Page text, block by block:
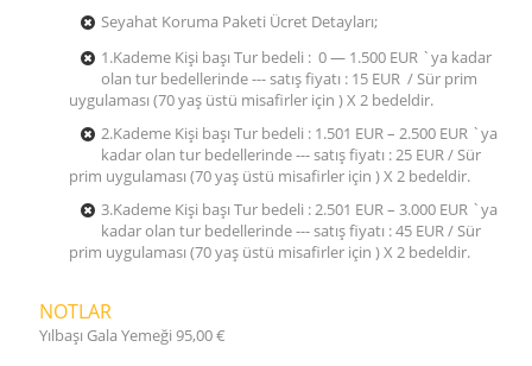
Seyahat Koruma Paketi Ücret Detayları;
1.Kademe Kişi başı Tur bedeli : 0 — 1.500 EUR `ya kadar
olan tur bedellerinde --- satış fiyatı : 15 EUR / Sür prim
uygulaması (70 yaş üstü misafirler için ) X 2 bedeldir.
2.Kademe Kişi başı Tur bedeli : 1.501 EUR – 2.500 EUR `ya
kadar olan tur bedellerinde --- satış fiyatı : 25 EUR / Sür
prim uygulaması (70 yaş üstü misafirler için ) X 2 bedeldir.
3.Kademe Kişi başı Tur bedeli : 2.501 EUR – 3.000 EUR `ya
kadar olan tur bedellerinde --- satış fiyatı : 45 EUR / Sür
prim uygulaması (70 yaş üstü misafirler için ) X 2 bedeldir.
NOTLAR
Yılbaşı Gala Yemeği 95,00 €